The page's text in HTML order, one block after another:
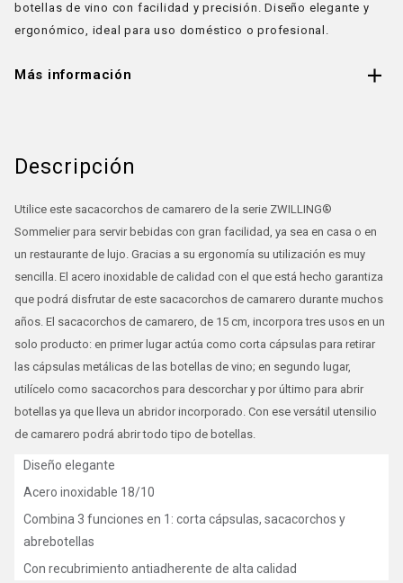
botellas de vino con facilidad y precisión. Diseño elegante y
ergonómico, ideal para uso doméstico o profesional.
Más información
Descripción
Utilice este sacacorchos de camarero de la serie ZWILLING®
Sommelier para servir bebidas con gran facilidad, ya sea en casa o en
un restaurante de lujo. Gracias a su ergonomía su utilización es muy
sencilla. El acero inoxidable de calidad con el que está hecho garantiza
que podrá disfrutar de este sacacorchos de camarero durante muchos
años. El sacacorchos de camarero, de 15 cm, incorpora tres usos en un
solo producto: en primer lugar actúa como corta cápsulas para retirar
las cápsulas metálicas de las botellas de vino; en segundo lugar,
utilícelo como sacacorchos para descorchar y por último para abrir
botellas ya que lleva un abridor incorporado. Con ese versátil utensilio
de camarero podrá abrir todo tipo de botellas.
Diseño elegante
Acero inoxidable 18/10
Combina 3 funciones en 1: corta cápsulas, sacacorchos y
abrebotellas
Con recubrimiento antiadherente de alta calidad